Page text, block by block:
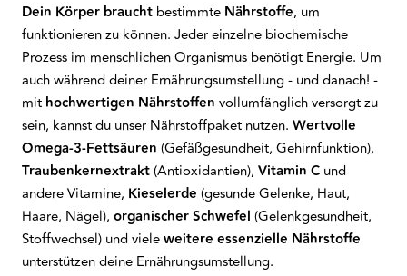
Dein Körper braucht bestimmte Nährstoffe, um
funktionieren zu können. Jeder einzelne biochemische
Prozess im menschlichen Organismus benötigt Energie. Um
auch während deiner Ernährungsumstellung - und danach! -
mit hochwertigen Nährstoffen vollumfänglich versorgt zu
sein, kannst du unser Nährstoffpaket nutzen. Wertvolle
Omega-3-Fettsäuren (Gefäßgesundheit, Gehirnfunktion),
Traubenkernextrakt(Antioxidantien), Vitamin C und
andere Vitamine, Kieselerde (gesunde Gelenke, Haut,
Haare, Nägel), organischer Schwefel (Gelenkgesundheit,
Stoffwechsel) und vieleweitere essenzielle Nährstoffe
unterstützen deine Ernährungsumstellung.